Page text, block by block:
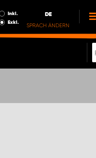
Inkl.
Exkl.
DE
SPRACH ÄNDERN